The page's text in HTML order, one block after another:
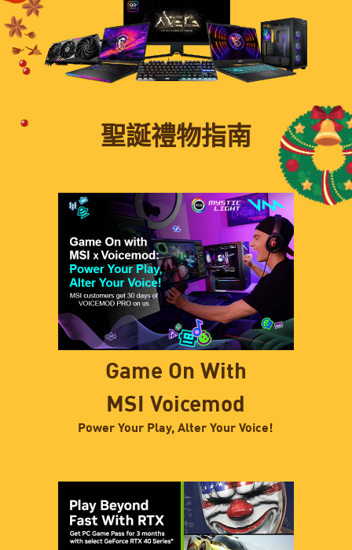
聖誕禮物指南
Game On With
MSI Voicemod
Power Your Play, Alter Your Voice!